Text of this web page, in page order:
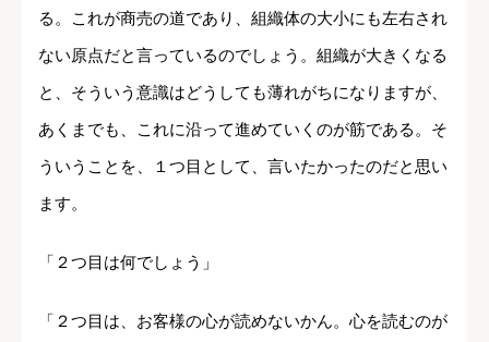
る。これが商売の道であり、組織体の大小にも左右され
ない原点だと言っているのでしょう。組織が大きくなる
と、そういう意識はどうしても薄れがちになりますが、
あくまでも、これに沿って進めていくのが筋である。そ
ういうことを、１つ目として、言いたかったのだと思い
ます。
「２つ目は何でしょう」
「２つ目は、お客様の心が読めないかん。心を読むのが